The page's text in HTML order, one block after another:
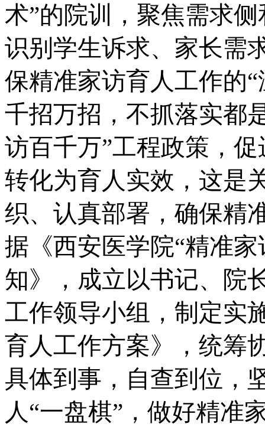
术”的院训，聚焦需求
识别学生诉求、家长需
保精准家访育人工作的
千招万招，不抓落实都
访百千万”工程政策，
转化为育人实效，这是
织、认真部署，确保精
据《西安医学院“精准
知》，成立以书记、院
工作领导小组，制定实
育人工作方案》，统筹
具体到事，自查到位，
人“一盘棋”，做好精准